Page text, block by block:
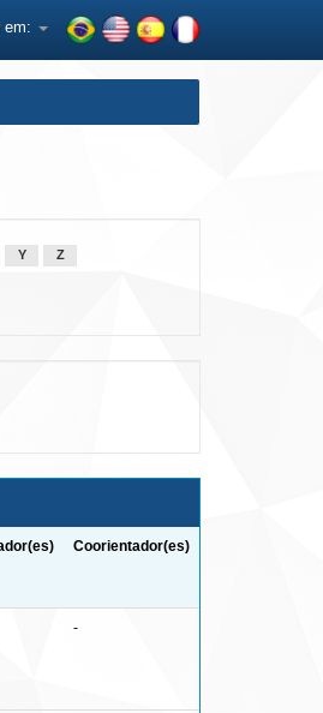
em:
Y Z
Coorientador(es)
-